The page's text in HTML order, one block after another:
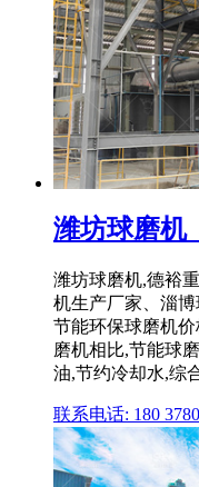
潍坊球磨机
潍坊球磨机,德裕
机生产厂家、淄
节能环保球磨机
磨机相比,节能球
油,节约冷却水,综
联系电话: 180